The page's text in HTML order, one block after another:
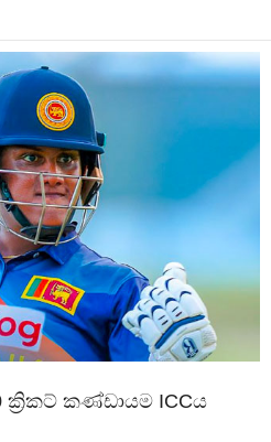
ක්‍රිකට් කණ්ඩායම ICCය